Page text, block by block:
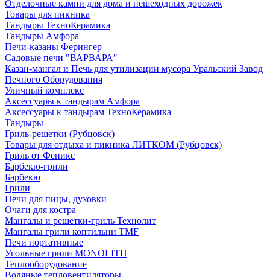
Отделочные камни для дома и пешеходных дорожек
Товары для пикника
Тандыры ТехноКерамика
Тандыры Амфора
Печи-казаны Ферингер
Садовые печи "ВАРВАРА"
Казан-мангал и Печь для утилизации мусора Уральский Завод
Печного Оборудования
Уличный комплекс
Аксессуары к тандырам Амфора
Аксессуары к тандырам ТехноКерамика
Тандыры
Гриль-решетки (Рубцовск)
Товары для отдыха и пикника ЛИТКОМ (Рубцовск)
Гриль от Феникс
Барбекю-грили
Барбекю
Грили
Печи для пицы, духовки
Очаги для костра
Мангалы и решетки-гриль Технолит
Мангалы грили коптильни TMF
Печи портативные
Угольные грили MONOLITH
Теплооборудование
Водяные тепловентиляторы